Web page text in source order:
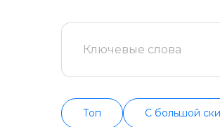
Топ С большой